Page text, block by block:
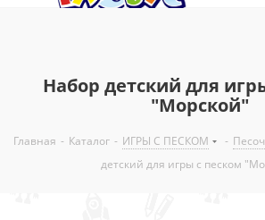
Набор детский для
"Морской"
Главная - Каталог - ИГРЫ С ПЕСКОМ -
детский для игры с песком